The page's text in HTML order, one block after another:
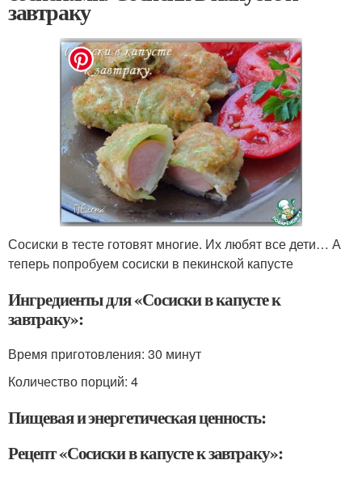
завтраку
Сосиски в тесте готовят многие. Их любят все дети… А
теперь попробуем сосиски в пекинской капусте
Ингредиенты для «Сосиски в капусте к
завтраку»:
Время приготовления: 30 минут
Количество порций: 4
Пищевая и энергетическая ценность:
Рецепт «Сосиски в капусте к завтраку»: